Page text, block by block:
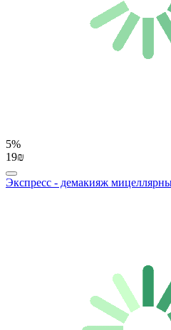
5%
19₪
Экспресс - демакияж